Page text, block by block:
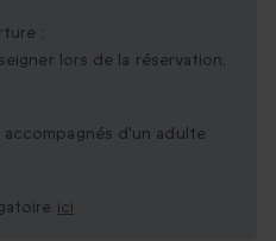
:
lors de la réservation.
d'un adulte
ici